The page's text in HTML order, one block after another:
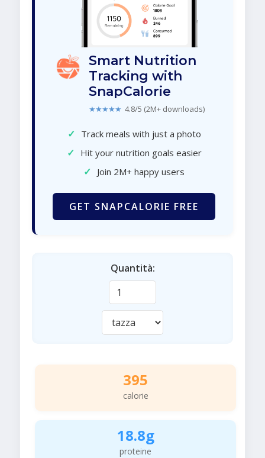
Smart Nutrition
Tracking with
SnapCalorie
★★★★★ 4.8/5 (2M+ downloads)
✓ Track meals with just a photo
✓ Hit your nutrition goals easier
✓ Join 2M+ happy users
GET SNAPCALORIE FREE
Quantità:
395
calorie
18.8g
proteine